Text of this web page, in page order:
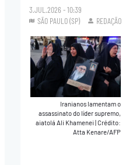
3.JUL.2026 - 10:39
SÃO PAULO (SP)
REDAÇÃO
Iranianos lamentam o
assassinato do líder supremo,
aiatolá Ali Khamenei|Crédito:
Atta Kenare/AFP